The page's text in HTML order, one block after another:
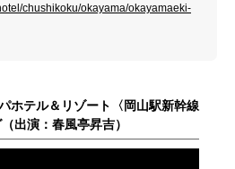
chushikoku/okayama/okayamaeki-
ホテル＆リゾート〈岡山駅新幹線
出演：春風亭昇吉）